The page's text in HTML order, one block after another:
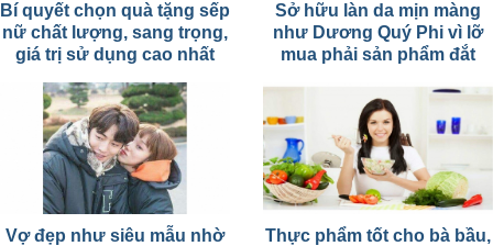
Bí quyết chọn quà tặng sếp
nữ chất lượng, sang trọng,
giá trị sử dụng cao nhất
Sở hữu làn da mịn màng
như Dương Quý Phi vì lỡ
mua phải sản phẩm đắt
Vợ đẹp như siêu mẫu nhờ
Thực phẩm tốt cho bà bầu,